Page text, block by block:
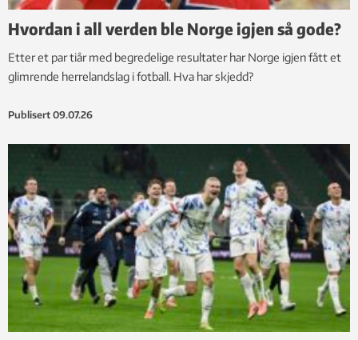
Hvordan i all verden ble Norge igjen så gode?
Etter et par tiår med begredelige resultater har Norge igjen fått et
glimrende herrelandslag i fotball. Hva har skjedd?
Publisert 09.07.26